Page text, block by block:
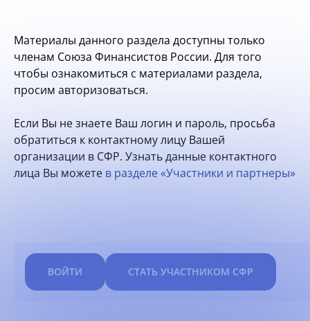
опытом
Вступить
Материалы данного раздела доступны только
членам Союза Финансистов России. Для того
чтобы ознакомиться с материалами раздела,
просим авторизоваться.
Если Вы не знаете Ваш логин и пароль, просьба
обратиться к контактному лицу Вашей
организации в СФР. Узнать данные контактного
лица Вы можете в разделе «Участники и партнеры»
ВОЙТИ СТАТЬ УЧАСТНИКОМ СФР